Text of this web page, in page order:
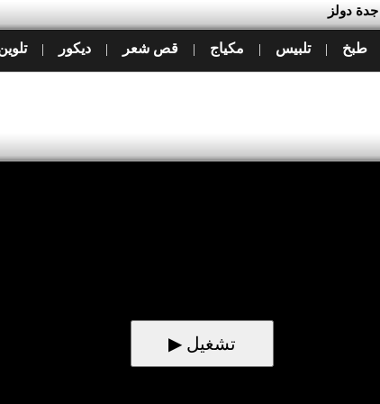
دولز
طبخ | تلبيس | مكياج | قص شعر | ديكور |
▶ تشغيل